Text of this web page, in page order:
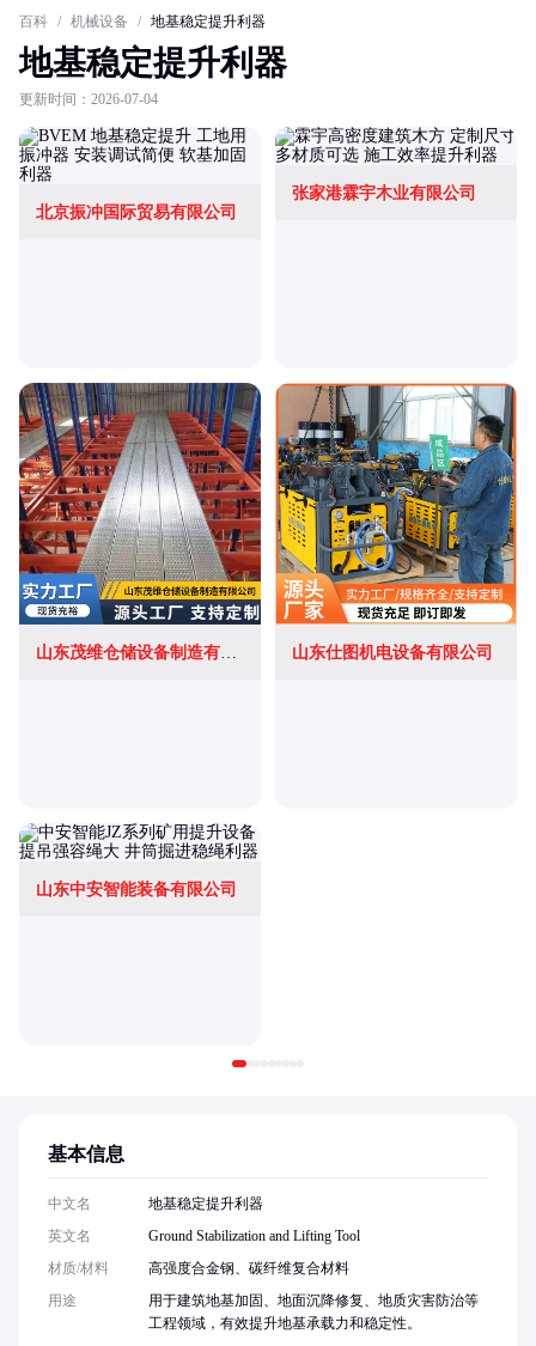
百科 / 机械设备 / 地基稳定提升利器
地基稳定提升利器
更新时间：2026-07-04
北京振冲国际贸易有限公司
张家港霖宇木业有限公司
山东茂维仓储设备制造有限公司 山东仕图机电设备有限公司
山东中安智能装备有限公司
基本信息
中文名
地基稳定提升利器
英文名
Ground Stabilization and Lifting Tool
材质/材料
高强度合金钢、碳纤维复合材料
用途
用于建筑地基加固、地面沉降修复、地质灾害防治等
工程领域，有效提升地基承载力和稳定性。